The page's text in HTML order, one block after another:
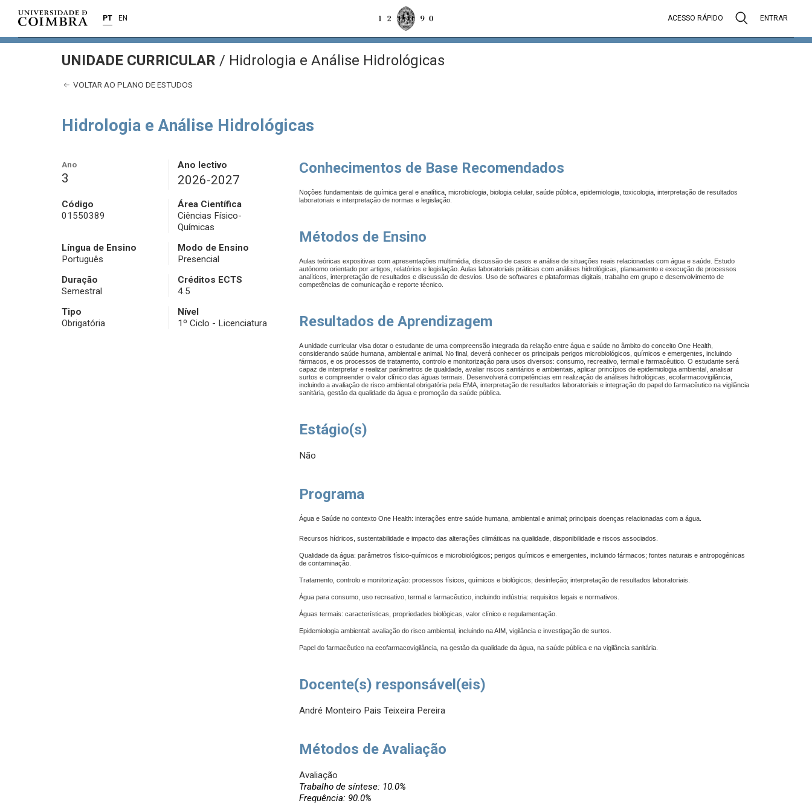
PT EN ACESSO RÁPIDO ENTRAR
UNIDADE CURRICULAR / Hidrologia e Análise Hidrológicas
VOLTAR AO PLANO DE ESTUDOS
Hidrologia e Análise Hidrológicas
Ano
3
Ano lectivo
2026-2027
Código
01550389
Área Científica
Ciências Físico-
Químicas
Língua de Ensino
Português
Modo de Ensino
Presencial
Duração
Semestral
Créditos ECTS
4.5
Tipo
Obrigatória
Nível
1º Ciclo - Licenciatura
Conhecimentos de Base Recomendados
Noções fundamentais de química geral e analítica, microbiologia, biologia celular, saúde pública, epidemiologia, toxicologia, interpretação de resultados
laboratoriais e interpretação de normas e legislação.
Métodos de Ensino
Aulas teóricas expositivas com apresentações multimédia, discussão de casos e análise de situações reais relacionadas com água e saúde. Estudo
autónomo orientado por artigos, relatórios e legislação. Aulas laboratoriais práticas com análises hidrológicas, planeamento e execução de processos
analíticos, interpretação de resultados e discussão de desvios. Uso de softwares e plataformas digitais, trabalho em grupo e desenvolvimento de
competências de comunicação e reporte técnico.
Resultados de Aprendizagem
A unidade curricular visa dotar o estudante de uma compreensão integrada da relação entre água e saúde no âmbito do conceito One Health,
considerando saúde humana, ambiental e animal. No final, deverá conhecer os principais perigos microbiológicos, químicos e emergentes, incluindo
fármacos, e os processos de tratamento, controlo e monitorização para usos diversos: consumo, recreativo, termal e farmacêutico. O estudante será
capaz de interpretar e realizar parâmetros de qualidade, avaliar riscos sanitários e ambientais, aplicar princípios de epidemiologia ambiental, analisar
surtos e compreender o valor clínico das águas termais. Desenvolverá competências em realização de análises hidrológicas, ecofarmacovigilância,
incluindo a avaliação de risco ambiental obrigatória pela EMA, interpretação de resultados laboratoriais e integração do papel do farmacêutico na vigilância
sanitária, gestão da qualidade da água e promoção da saúde pública.
Estágio(s)
Não
Programa
Água e Saúde no contexto One Health: interações entre saúde humana, ambiental e animal; principais doenças relacionadas com a água.
Recursos hídricos, sustentabilidade e impacto das alterações climáticas na qualidade, disponibilidade e riscos associados.
Qualidade da água: parâmetros físico-químicos e microbiológicos; perigos químicos e emergentes, incluindo fármacos; fontes naturais e antropogénicas
de contaminação.
Tratamento, controlo e monitorização: processos físicos, químicos e biológicos; desinfeção; interpretação de resultados laboratoriais.
Água para consumo, uso recreativo, termal e farmacêutico, incluindo indústria: requisitos legais e normativos.
Águas termais: características, propriedades biológicas, valor clínico e regulamentação.
Epidemiologia ambiental: avaliação do risco ambiental, incluindo na AIM, vigilância e investigação de surtos.
Papel do farmacêutico na ecofarmacovigilância, na gestão da qualidade da água, na saúde pública e na vigilância sanitária.
Docente(s) responsável(eis)
André Monteiro Pais Teixeira Pereira
Métodos de Avaliação
Avaliação
Trabalho de síntese: 10.0%
Frequência: 90.0%